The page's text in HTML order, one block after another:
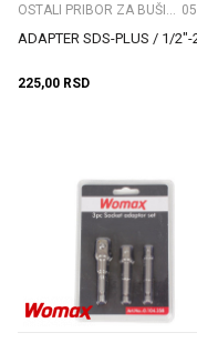
ADAPTER SDS-PLUS / 1/2"-
225,00 RSD